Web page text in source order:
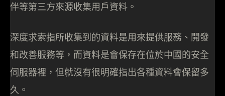
伴等第三方來源收集用戶資料。
深度求索指所收集到的資料是用來提供服務、開發
和改善服務等，而資料是會保存在位於中國的安全
伺服器裡，但就沒有很明確指出各種資料會保留多
久。